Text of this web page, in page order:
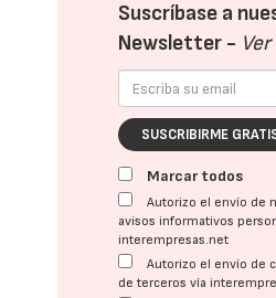
Suscríbase a
Newsletter -
SUSCRIBIRME
Marcar todos
Autorizo el envío de
avisos informativos
interempresas.net
Autorizo el envío de
de terceros vía